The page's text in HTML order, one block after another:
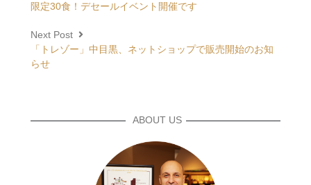
限定30食！デセールイベント開催です
Next Post
「トレゾー」中目黒、ネットショップで販売開始のお知
らせ
ABOUT US